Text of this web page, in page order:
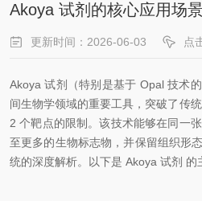
Akoya 试剂的核心应用场
更新时间：2026-06-03 点
Akoya 试剂
（特别是基于 Opal 技术
间生物学领域的重要工具，突破了传
2 个靶点的限制。该技术能够在同一
至更多的生物标志物，并保留组织形
统的深度解析。以下是 Akoya 试剂 的